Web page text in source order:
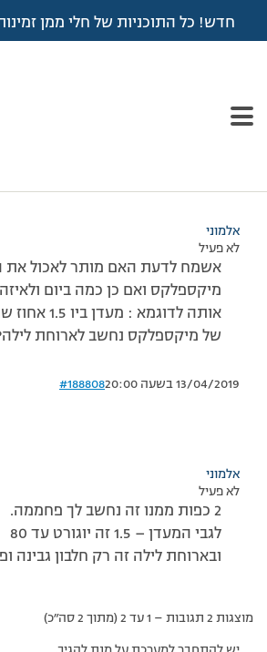
חדש! כל התוכניות של חלי ממן
עמוד הבית >דיונים>פורום >היי
מוצגות 2 תגובות – 1 עד 2 (מתוך 2 סה״כ)
אלמוני
לא פעיל
אשמח לדעת האם מותר לאכול את
מיקספלקס ואם כן כמה ביום
אותה לדוגמא
של מיקספלקס נחשב לארוחת
13/04/2019 בשעה 20:00 #188808
אלמוני
לא פעיל
2 כפות ממנו זה נחשב לך פחממה.
לגבי המעדן – 1.5 זה יוגורט עד 80
ובארוחת לילה זה רק חלבון גבינה
מוצגות 2 תגובות – 1 עד 2 (מתוך 2 סה״כ)